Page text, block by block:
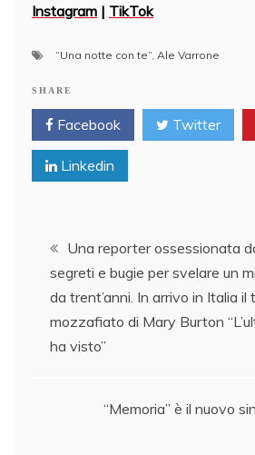
Instagram | TikTok
“Una notte con te”, Ale Varrone
SHARE
Facebook Twitter
Linkedin
Post
navigation
Una reporter ossessionata
segreti e bugie per svelare un
da trent’anni. In arrivo in Italia il
mozzafiato di Mary Burton
ha visto”
“Memoria” è il nuovo